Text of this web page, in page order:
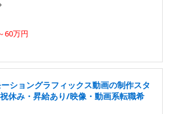
60万円
ーショングラフィックス動画の制作スタ
休み・昇給あり/映像・動画系転職希